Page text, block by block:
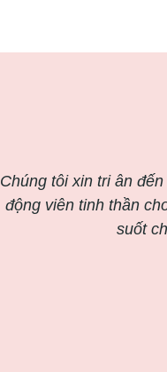
Chúng tôi xin tri ân
động viên tinh thần
suốt